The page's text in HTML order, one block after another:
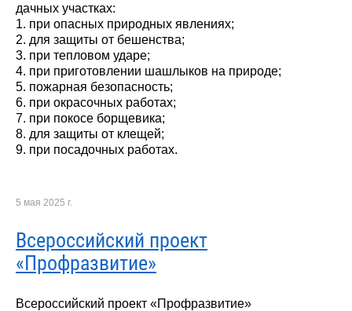
дачных участках:
1. при опасных природных явлениях;
2. для защиты от бешенства;
3. при тепловом ударе;
4. при приготовлении шашлыков на природе;
5. пожарная безопасность;
6. при окрасочных работах;
7. при покосе борщевика;
8. для защиты от клещей;
9. при посадочных работах.
5 мая 2025 г.
Всероссийский проект
«Профразвитие»
Всероссийский проект «Профразвитие»